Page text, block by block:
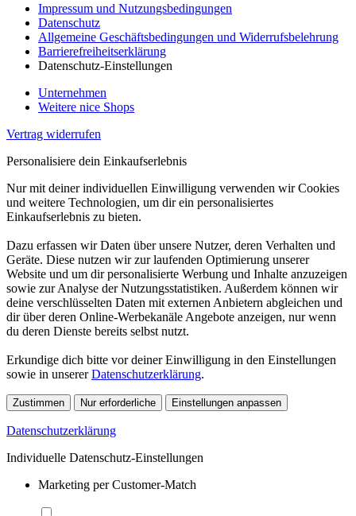
Impressum und Nutzungsbedingungen
Datenschutz
Allgemeine Geschäftsbedingungen und Widerrufsbelehrung
Barrierefreiheitserklärung
Datenschutz-Einstellungen
Unternehmen
Weitere nice Shops
Vertrag widerrufen
Personalisiere dein Einkaufserlebnis
Nur mit deiner individuellen Einwilligung verwenden wir Cookies
und weitere Technologien, um dir ein personalisiertes
Einkaufserlebnis zu bieten.
Dazu erfassen wir Daten über unsere Nutzer, deren Verhalten und
Geräte. Diese nutzen wir zur laufenden Optimierung unserer
Website und um dir personalisierte Werbung und Inhalte anzuzeigen
sowie zur Analyse der Nutzungsstatistiken. Außerdem können wir
deine verschlüsselten Daten mit externen Anbietern abgleichen und
dir über deren Online-Werbekanäle Angebote anzeigen, nur wenn
du deren Dienste bereits selbst nutzt.
Erkundige dich bitte vor deiner Einwilligung in den Einstellungen
sowie in unsererDatenschutzerklärung.
Zustimmen Nur erforderliche Einstellungen anpassen
Datenschutzerklärung
Individuelle Datenschutz-Einstellungen
Marketing per Customer-Match